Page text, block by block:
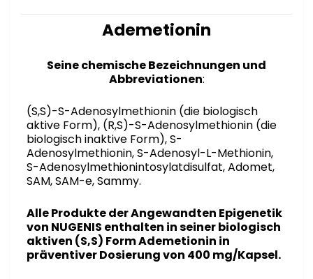
Ademetionin
Seine chemische Bezeichnungen und
Abbreviationen:
(S,S)-S-Adenosylmethionin (die biologisch
aktive Form), (R,S)-S-Adenosylmethionin (die
biologisch inaktive Form), S-
Adenosylmethionin, S-Adenosyl-L-Methionin,
S-Adenosylmethionintosylatdisulfat, Adomet,
SAM, SAM-e, Sammy.
Alle Produkte der Angewandten Epigenetik
von NUGENIS enthalten in seiner biologisch
aktiven (S,S) FormAdemetionin in
präventiver Dosierung von 400 mg/Kapsel.